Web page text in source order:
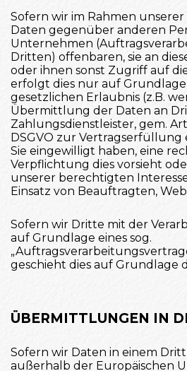
Sofern wir im Rahmen
Daten gegenüber anderen
Unternehmen
Dritten) offenbaren, sie an
oder ihnen sonst Zugriff auf
erfolgt dies nur auf
gesetzlichen Erlaubnis (z.B.
Übermittlung der Daten an
Zahlungsdienstleister, gem. Art.
DSGVO zur Vertragserfüllung
Sie eingewilligt haben, eine
Verpflichtung dies vorsieht
unserer berechtigten
Einsatz von Beauftragten,
Sofern wir Dritte mit der
auf Grundlage eines sog.
geschieht dies auf Grundlage
ÜBERMITTLUNGEN IN
Sofern wir Daten in einem
außerhalb der Europäischen